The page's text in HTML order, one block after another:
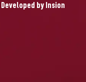
Developed by Insion